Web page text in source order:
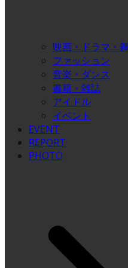
映画・ドラマ・
ファッション
音楽・ダンス
書籍・雑誌
アイドル
イベント
EVENT
REPORT
PHOTO